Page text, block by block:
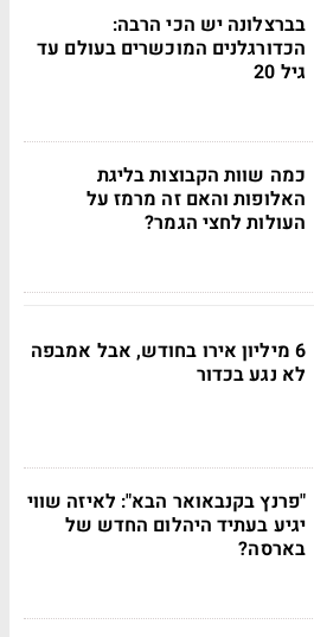
בברצלונה יש הכי הרבה:
הכדורגלנים המוכשרים בעולם עד
גיל 20
כמה שוות הקבוצות בליגת
האלופות והאם זה מרמז על
העולות לחצי הגמר?
6 מיליון אירו בחודש, אבל אמבפה
לא נגע בכדור
"פרנץ בקנבאואר הבא": לאיזה שווי
יגיע בעתיד היהלום החדש של
בארסה?